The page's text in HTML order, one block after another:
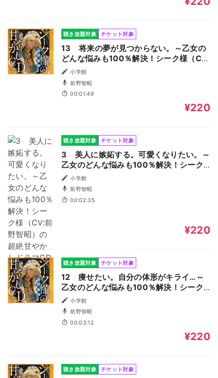
聴き放題対象 チケット対象
13 将来の夢が見つからない。～乙女の
どんな悩みも100％解決！シーク様（CV:
前野智昭）の超絶甘やかしドラマCD～
小学館
前野智昭
00:01:49
¥220
聴き放題対象 チケット対象
3 美人に嫉妬する。可愛くなりたい。～
乙女のどんな悩みも100％解決！シーク
様（CV:前野智昭）の超絶甘やかしドラ
マCD～
小学館
前野智昭
00:02:35
¥220
聴き放題対象 チケット対象
12 痩せたい。自分の体形がキライ…～
乙女のどんな悩みも100％解決！シーク
様（CV:前野智昭）の超絶甘やかしドラ
マCD～
小学館
前野智昭
00:03:12
¥220
聴き放題対象 チケット対象